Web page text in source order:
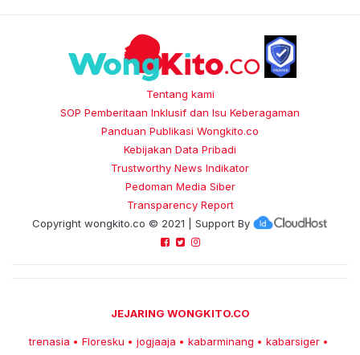
Tentang kami
SOP Pemberitaan Inklusif dan Isu Keberagaman
Panduan Publikasi Wongkito.co
Kebijakan Data Pribadi
Trustworthy News Indikator
Pedoman Media Siber
Transparency Report
Copyright wongkito.co © 2021 | Support By
JEJARING WONGKITO.CO
trenasia • Floresku • jogjaaja • kabarminang • kabarsiger •